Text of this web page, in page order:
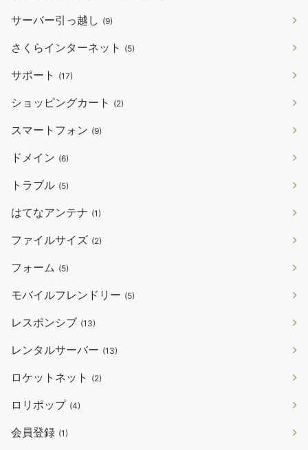
サーバー引っ越し (9)
さくらインターネット (5)
サポート (17)
ショッピングカート (2)
スマートフォン (9)
ドメイン (6)
トラブル (5)
はてなアンテナ (1)
ファイルサイズ (2)
フォーム (5)
モバイルフレンドリー (5)
レスポンシブ (13)
レンタルサーバー (13)
ロケットネット (2)
ロリポップ (4)
会員登録 (1)